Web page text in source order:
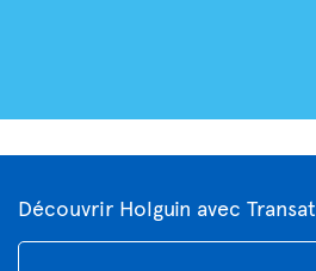
Découvrir Holguin avec Transat